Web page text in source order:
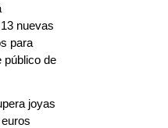
nuevas
para
público de
joyas